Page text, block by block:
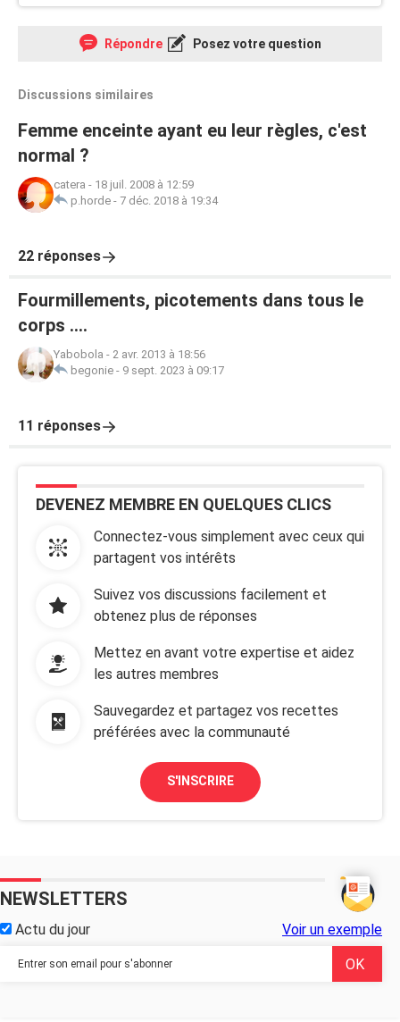
Répondre Posez votre question
Discussions similaires
Femme enceinte ayant eu leur règles, c'est
normal ?
catera - 18 juil. 2008 à 12:59
p.horde - 7 déc. 2018 à 19:34
22 réponses
Fourmillements, picotements dans tous le
corps ....
Yabobola - 2 avr. 2013 à 18:56
begonie - 9 sept. 2023 à 09:17
11 réponses
DEVENEZ MEMBRE EN QUELQUES CLICS
Connectez-vous simplement avec ceux qui
partagent vos intérêts
Suivez vos discussions facilement et
obtenez plus de réponses
Mettez en avant votre expertise et aidez
les autres membres
Sauvegardez et partagez vos recettes
préférées avec la communauté
S'INSCRIRE
NEWSLETTERS
Actu du jour Voir un exemple